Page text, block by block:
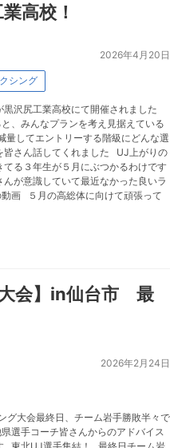
高校！
2026年4月20日
シング
沢尻工業高校にて開催されました
、みんなプランを考え見据えている
量してエントリーする階級にどんな選
皆さん話してくれました UJ上がりの
る３年生が５月にぶつかるわけです
が意識していて最近なかった良いラ
画 ５月の高総体に向けて頑張って
大会】in仙台市 最
2026年2月24日
グ大会最終日、チーム岩手勝敗半々で
選手コーチ皆さんからのアドバイス